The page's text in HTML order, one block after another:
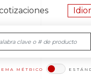
por el sitio
MÉTRICO